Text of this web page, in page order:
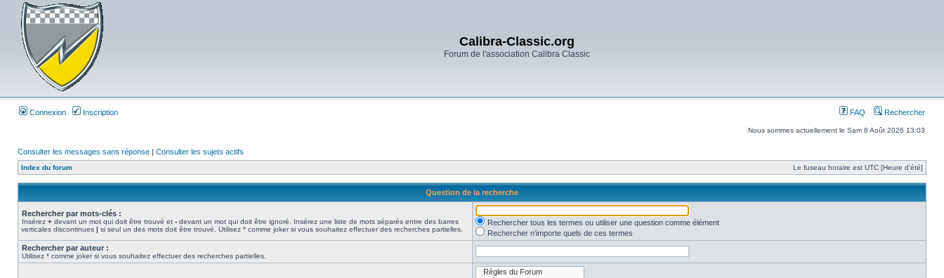
Calibra-Classic.org
Forum de l'association Calibra Classic
Connexion Inscription FAQ Rechercher
Nous sommes actuellement le Sam 8 Août 2026 13:03
Consulter les messages sans réponse | Consulter les sujets actifs
Index du forum Le fuseau horaire est UTC [Heure d’été]
Question de la recherche
Rechercher par mots-clés :
Insérez + devant un mot qui doit être trouvé et - devant un mot qui doit être ignoré. Insérez une liste de mots séparés entre des barres
verticales discontinues | si seul un des mots doit être trouvé. Utilisez * comme joker si vous souhaitez effectuer des recherches partielles.
Rechercher tous les termes ou utiliser une question comme élément
Rechercher n’importe quels de ces termes
Rechercher par auteur :
Utilisez * comme joker si vous souhaitez effectuer des recherches partielles.